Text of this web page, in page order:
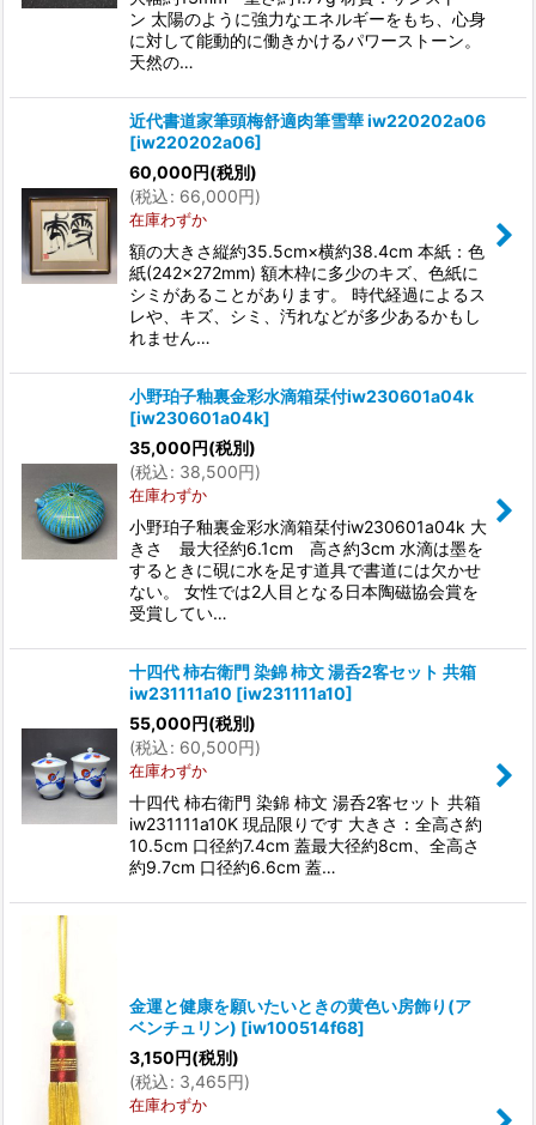
ン 太陽のように強力なエネルギーをもち、心身
に対して能動的に働きかけるパワーストーン。
天然の…
近代書道家筆頭梅舒適肉筆雪華 iw220202a06
[iw220202a06]
60,000円(税別)
(税込: 66,000円)
在庫わずか
額の大きさ縦約35.5cm×横約38.4cm 本紙：色
紙(242×272mm) 額木枠に多少のキズ、色紙に
シミがあることがあります。 時代経過によるス
レや、キズ、シミ、汚れなどが多少あるかもし
れません…
小野珀子釉裏金彩水滴箱栞付iw230601a04k
[iw230601a04k]
35,000円(税別)
(税込: 38,500円)
在庫わずか
小野珀子釉裏金彩水滴箱栞付iw230601a04k 大
きさ 最大径約6.1cm 高さ約3cm 水滴は墨を
するときに硯に水を足す道具で書道には欠かせ
ない。 女性では2人目となる日本陶磁協会賞を
受賞してい…
十四代 柿右衛門 染錦 柿文 湯呑2客セット 共箱
iw231111a10 [iw231111a10]
55,000円(税別)
(税込: 60,500円)
在庫わずか
十四代 柿右衛門 染錦 柿文 湯呑2客セット 共箱
iw231111a10K 現品限りです 大きさ：全高さ約
10.5cm 口径約7.4cm 蓋最大径約8cm、全高さ
約9.7cm 口径約6.6cm 蓋…
金運と健康を願いたいときの黄色い房飾り(ア
ベンチュリン) [iw100514f68]
3,150円(税別)
(税込: 3,465円)
在庫わずか